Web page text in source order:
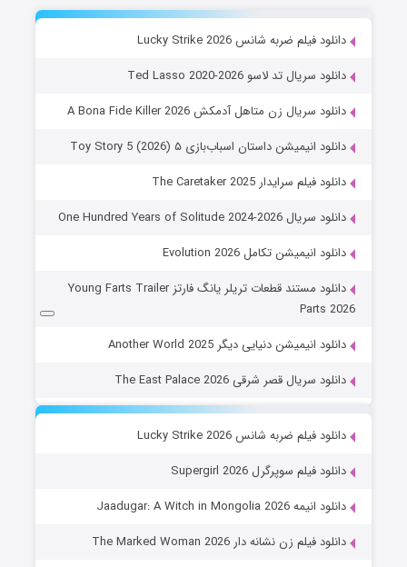
دانلود فیلم ضربه شانس Lucky Strike 2026
دانلود سریال تد لاسو Ted Lasso 2020-2026
دانلود سریال زن متاهل آدمکش A Bona Fide Killer 2026
دانلود انیمیشن داستان اسباب‌بازی ۵ Toy Story 5 (2026)
دانلود فیلم سرایدار The Caretaker 2025
دانلود سریال One Hundred Years of Solitude 2024-2026
دانلود انیمیشن تکامل Evolution 2026
دانلود مستند قطعات تریلر یانگ فارتز Young Farts Trailer
Parts 2026
دانلود انیمیشن دنیایی دیگر Another World 2025
دانلود سریال قصر شرقی The East Palace 2026
دانلود فیلم ضربه شانس Lucky Strike 2026
دانلود فیلم سوپرگرل Supergirl 2026
دانلود انیمه Jaadugar: A Witch in Mongolia 2026
دانلود فیلم زن نشانه دار The Marked Woman 2026